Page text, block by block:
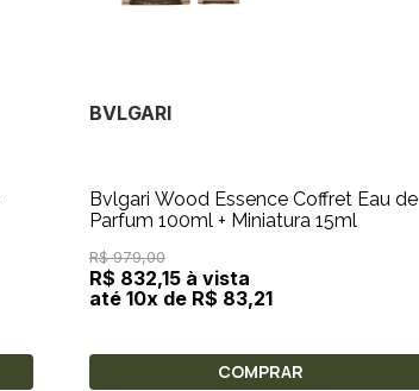
BVLGARI
Bvlgari Wood Essence Coffret Eau de
Parfum 100ml + Miniatura 15ml
R$ 979,00
R$ 832,15 à vista
até 10x de R$ 83,21
COMPRAR